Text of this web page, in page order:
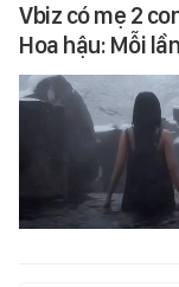
Vbiz có mẹ 2
Hoa hậu: Mỗi